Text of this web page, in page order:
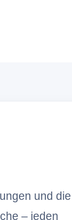
und die
– jeden